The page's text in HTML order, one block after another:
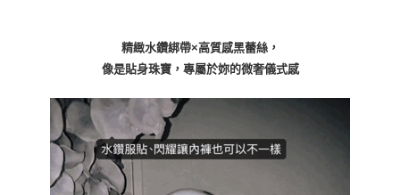
精緻水鑽綁帶×高質感黑蕾絲，
像是貼身珠寶，專屬於妳的微奢儀式感